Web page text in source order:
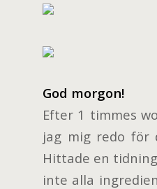
God morgon!
Efter 1 timmes
jag mig redo för
Hittade en
inte alla